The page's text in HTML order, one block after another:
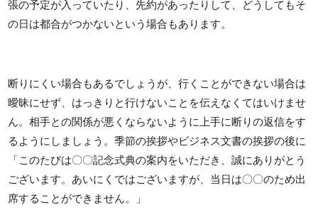
張の予定が入っていたり、先約があったりして、どうしてもそ
の日は都合がつかないという場合もあります。
断りにくい場合もあるでしょうが、行くことができない場合は
曖昧にせず、はっきりと行けないことを伝えなくてはいけませ
ん。相手との関係が悪くならないように上手に断りの返信をす
るようにしましょう。季節の挨拶やビジネス文書の挨拶の後に
「このたびは〇〇記念式典の案内をいただき、誠にありがとう
ございます。あいにくではございますが、当日は〇〇のため出
席することができません。」